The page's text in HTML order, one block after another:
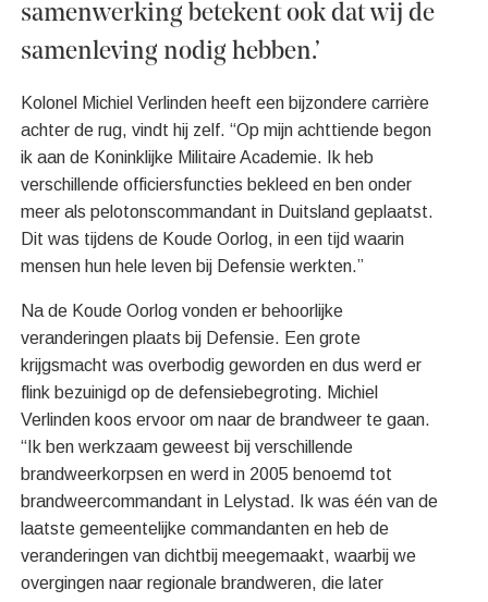
samenwerking betekent ook dat wij de
samenleving nodig hebben.’
Kolonel Michiel Verlinden heeft een bijzondere carrière
achter de rug, vindt hij zelf. “Op mijn achttiende begon
ik aan de Koninklijke Militaire Academie. Ik heb
verschillende officiersfuncties bekleed en ben onder
meer als pelotonscommandant in Duitsland geplaatst.
Dit was tijdens de Koude Oorlog, in een tijd waarin
mensen hun hele leven bij Defensie werkten.”
Na de Koude Oorlog vonden er behoorlijke
veranderingen plaats bij Defensie. Een grote
krijgsmacht was overbodig geworden en dus werd er
flink bezuinigd op de defensiebegroting. Michiel
Verlinden koos ervoor om naar de brandweer te gaan.
“Ik ben werkzaam geweest bij verschillende
brandweerkorpsen en werd in 2005 benoemd tot
brandweercommandant in Lelystad. Ik was één van de
laatste gemeentelijke commandanten en heb de
veranderingen van dichtbij meegemaakt, waarbij we
overgingen naar regionale brandweren, die later